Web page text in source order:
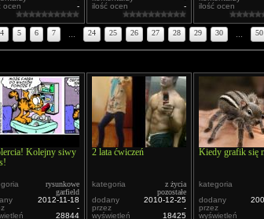
ocen
-
ilość ocen
-
ilość ocen
4 5 6 7 ... 24 25 26 27 28 29 30 ... 50
Kolejny siwy
rysunkowe
garfield
2012-11-18
-
28844
2 lata ćwiczeń
kategoria
z życia
pozostałe
dodany
2010-12-25
przez
-
wyświetleń
18425
Kiedy grafik się
kategoria
dodany
przez
wyświetleń